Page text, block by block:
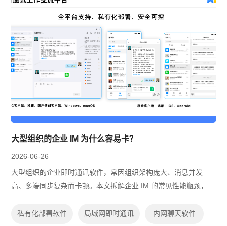
大型组织的企业 IM 为什么容易卡？
2026-06-26
大型组织的企业即时通讯软件，常因组织架构庞大、消息并发
高、多端同步复杂而卡顿。本文拆解企业 IM 的常见性能瓶颈，并
私有化部署软件
局域网即时通讯 内网聊天软件